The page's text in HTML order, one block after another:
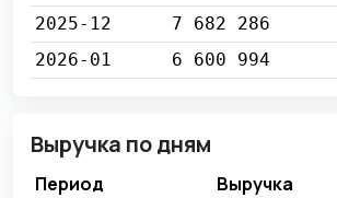
2025-12
7 682 286
2026-01
6 600 994
Выручка по дням
Период Выручка